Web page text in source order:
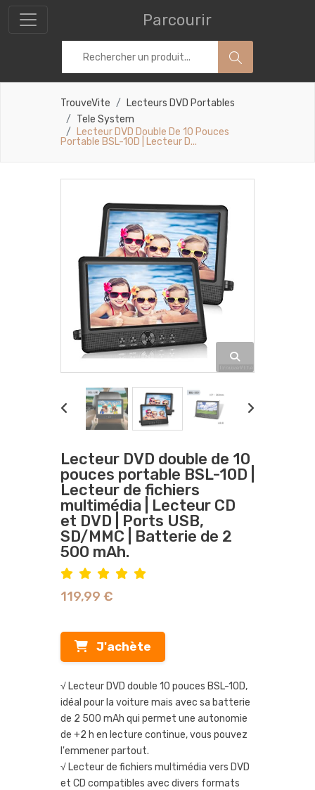
Parcourir
TrouveVite
Lecteurs DVD Portables
Tele System
Lecteur DVD Double De 10 Pouces
Portable BSL-10D | Lecteur D...
Lecteur DVD double de 10
pouces portable BSL-10D |
Lecteur de fichiers
multimédia | Lecteur CD
et DVD | Ports USB,
SD/MMC | Batterie de 2
500 mAh.
119,99 €
J'achète
√ Lecteur DVD double 10 pouces BSL-10D,
idéal pour la voiture mais avec sa batterie
de 2 500 mAh qui permet une autonomie
de +2 h en lecture continue, vous pouvez
l'emmener partout.
√ Lecteur de fichiers multimédia vers DVD
et CD compatibles avec divers formats